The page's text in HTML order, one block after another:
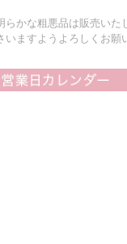
らかな粗悪品は販売いた
ますようよろしくお願